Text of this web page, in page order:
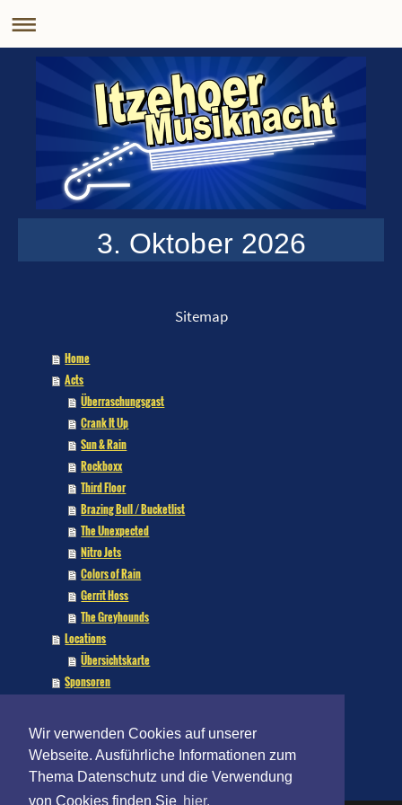
Wir verwenden Cookies auf unserer
Webseite. Ausführliche Informationen zum
Thema Datenschutz und die Verwendung
von Cookies finden Sie hier.
3. Oktober 2026
Sitemap
Home
Acts
Überraschungsgast
Crank It Up
Sun & Rain
Rockboxx
Third Floor
Brazing Bull / Bucketlist
The Unexpected
Nitro Jets
Colors of Rain
Gerrit Hoss
The Greyhounds
Locations
Übersichtskarte
Sponsoren
Impressum
Datenschutz